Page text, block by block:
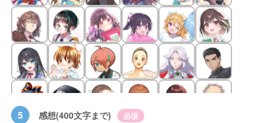
5 感想(400文字まで) 必須